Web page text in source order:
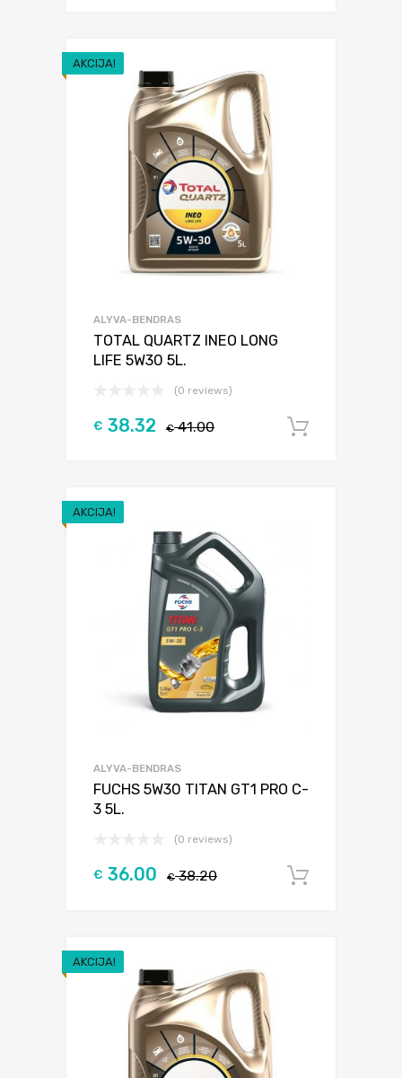
AKCIJA!
ALYVA-BENDRAS
TOTAL QUARTZ INEO LONG
LIFE 5W30 5L.
(0 reviews)
€41.00
€ 38.32
AKCIJA!
ALYVA-BENDRAS
FUCHS 5W30 TITAN GT1 PRO C-
3 5L.
(0 reviews)
€38.20
€ 36.00
AKCIJA!